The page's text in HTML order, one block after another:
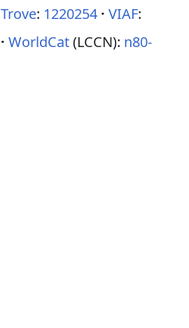
Trove: 1220254 VIAF:
WorldCat(LCCN): n80-